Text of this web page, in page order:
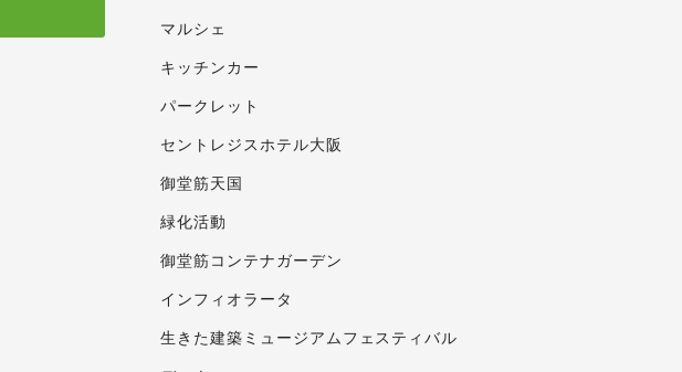
マルシェ
キッチンカー
パークレット
セントレジスホテル大阪
御堂筋天国
緑化活動
御堂筋コンテナガーデン
インフィオラータ
生きた建築ミュージアムフェスティバル